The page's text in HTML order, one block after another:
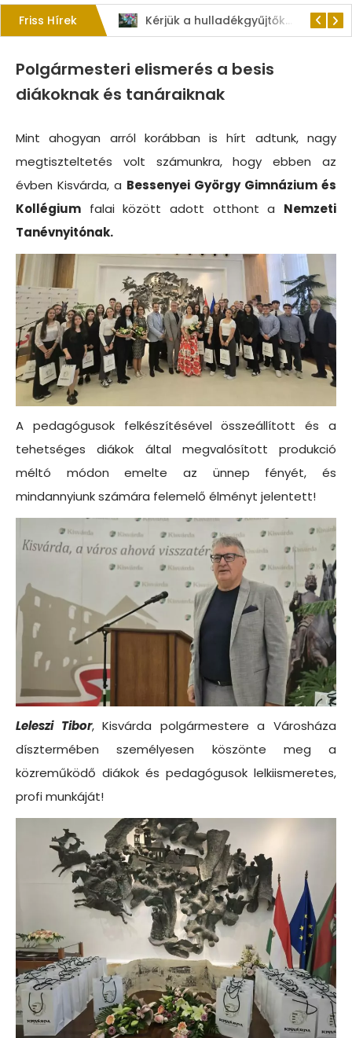
Friss Hírek Kérjük a hulladékgyűjtők rendeltetésszerű használatát!
Polgármesteri elismerés a besis
diákoknak és tanáraiknak
Mint ahogyan arról korábban is hírt adtunk, nagy
megtiszteltetés volt számunkra, hogy ebben az
évben Kisvárda, a Bessenyei György Gimnázium és
Kollégium falai között adott otthont a Nemzeti
Tanévnyitónak.
A pedagógusok felkészítésével összeállított és a
tehetséges diákok által megvalósított produkció
méltó módon emelte az ünnep fényét, és
mindannyiunk számára felemelő élményt jelentett!
Leleszi Tibor, Kisvárda polgármestere a Városháza
dísztermében személyesen köszönte meg a
közreműködő diákok és pedagógusok lelkiismeretes,
profi munkáját!